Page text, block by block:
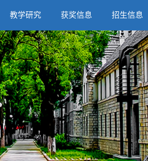
教学研究 获奖信息 招生信息